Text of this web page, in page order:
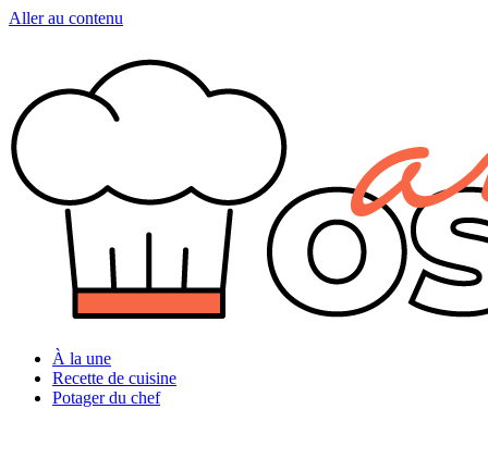
Aller au contenu
À la une
Recette de cuisine
Potager du chef